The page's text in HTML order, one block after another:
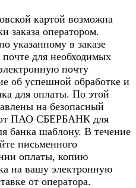
картой возможна
заказа оператором.
указанному в заказе
для необходимых
почту
об успешной обработке и
для оплаты. По этой
на безопасный
ПАО СБЕРБАНК для
банка шаблону. В течение
письменного
оплаты, копию
на вашу электронную
от оператора.